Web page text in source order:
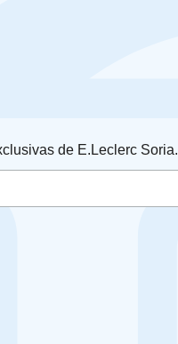
de E.Leclerc Soria.